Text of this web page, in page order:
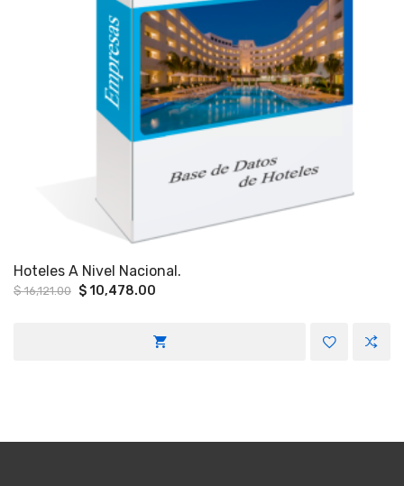
Hoteles A Nivel Nacional.
$16,121.00 Original
$10,478.00